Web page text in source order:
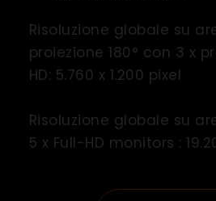
Risoluzione globale su
proiezione 180° con 3 x
HD: 5.760 x 1.200 pixel
Risoluzione globale su
5 x Full-HD monitors :